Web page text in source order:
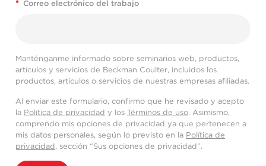
* Correo electrónico del trabajo
Manténganme informado sobre seminarios web, productos,
artículos y servicios de Beckman Coulter, incluidos los
productos, artículos o servicios de nuestras empresas afiliadas.
Al enviar este formulario, confirmo que he revisado y acepto
la Política de privacidad y los Términos de uso. Asimismo,
comprendo mis opciones de privacidad ya que pertenecen a
mis datos personales, según lo previsto en la Política de
privacidad, sección “Sus opciones de privacidad”.